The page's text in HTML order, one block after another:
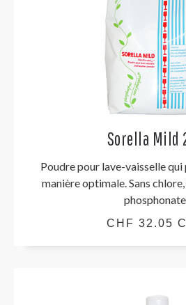
Sorella Mild
Poudre pour lave-vaisselle qui
manière optimale. Sans
CHF 32.05